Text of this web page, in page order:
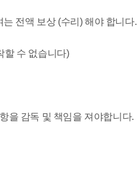
전액 보상 (수리) 해야 합니다.
할 수 없습니다)
을 감독 및 책임을 져야합니다.